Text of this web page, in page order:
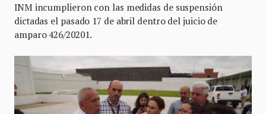
INM incumplieron con las medidas de suspensión
dictadas el pasado 17 de abril dentro del juicio de
amparo 426/20201.